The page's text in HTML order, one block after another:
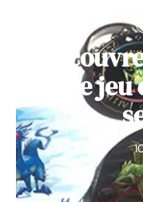
notre jeu